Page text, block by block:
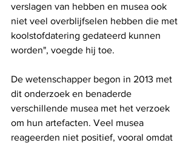
verslagen van hebben en musea ook
niet veel overblijfselen hebben die met
koolstofdatering gedateerd kunnen
worden", voegde hij toe.
De wetenschapper begon in 2013 met
dit onderzoek en benaderde
verschillende musea met het verzoek
om hun artefacten. Veel musea
reageerden niet positief, vooral omdat